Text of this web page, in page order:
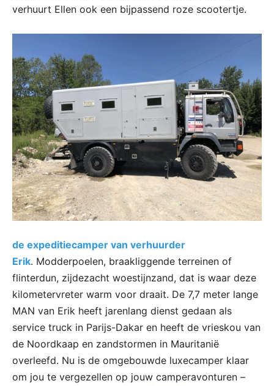
verhuurt Ellen ook een bijpassend roze scootertje.
de expeditiecamper van verhuurder
Erik. Modderpoelen, braakliggende terreinen of
flinterdun, zijdezacht woestijnzand, dat is waar deze
kilometervreter warm voor draait. De 7,7 meter lange
MAN van Erik heeft jarenlang dienst gedaan als
service truck in Parijs-Dakar en heeft de vrieskou van
de Noordkaap en zandstormen in Mauritanië
overleefd. Nu is de omgebouwde luxecamper klaar
om jou te vergezellen op jouw camperavonturen –